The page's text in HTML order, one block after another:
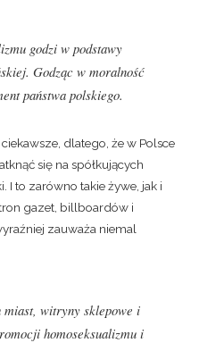
godzi w podstawy
Godząc w moralność
państwa polskiego.
dlatego, że w Polsce
się na spółkujących
I to zarówno takie żywe, jak i
gazet, billboardów i
zauważa niemal
witryny sklepowe i
homoseksualizmu i